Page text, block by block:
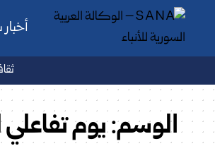
الوسم:يوم